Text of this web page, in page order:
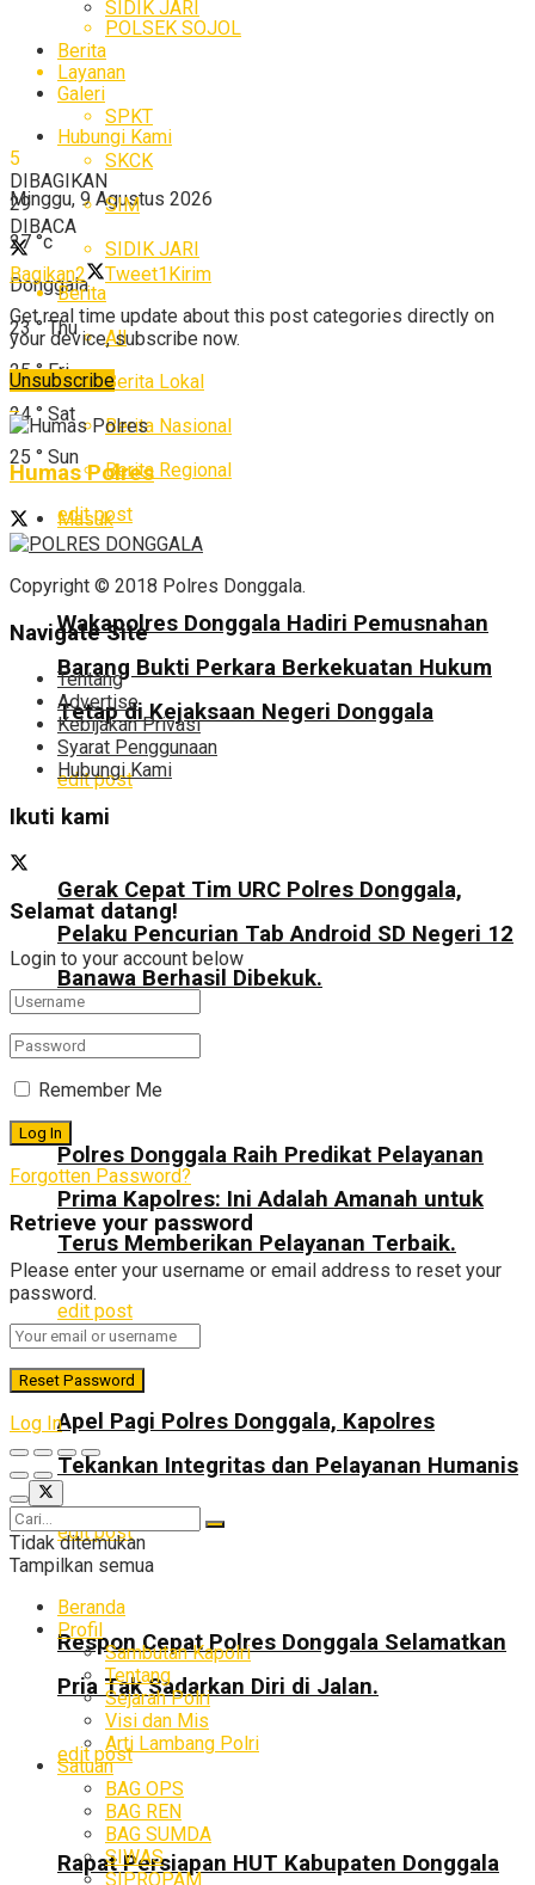
SIDIK JARI
Berita
Galeri
Hubungi Kami
Minggu, 9 Agustus 2026
27 °c
Donggala
23 ° Thu
25 ° Fri
24 ° Sat
25 ° Sun
Masuk
POLSEK SOJOL
Layanan
SPKT
SKCK
SIM
SIDIK JARI
Berita
All
Berita Lokal
Berita Nasional
Berita Regional
edit post
Wakapolres Donggala Hadiri Pemusnahan
Barang Bukti Perkara Berkekuatan Hukum
Tetap di Kejaksaan Negeri Donggala
edit post
Gerak Cepat Tim URC Polres Donggala,
Pelaku Pencurian Tab Android SD Negeri 12
Banawa Berhasil Dibekuk.
edit post
Polres Donggala Raih Predikat Pelayanan
Prima Kapolres: Ini Adalah Amanah untuk
Terus Memberikan Pelayanan Terbaik.
edit post
Apel Pagi Polres Donggala, Kapolres
Tekankan Integritas dan Pelayanan Humanis
edit post
Respon Cepat Polres Donggala Selamatkan
Pria Tak Sadarkan Diri di Jalan.
edit post
Rapat Persiapan HUT Kabupaten Donggala
5
DIBAGIKAN
29
DIBACA
Bagikan2 Tweet1 Kirim
Get real time update about this post categories directly on
your device, subscribe now.
Unsubscribe
Humas Polres
Copyright © 2018 Polres Donggala.
Navigate Site
Tentang
Advertise
Kebijakan Privasi
Syarat Penggunaan
Hubungi Kami
Ikuti kami
Selamat datang!
Login to your account below
Remember Me
Forgotten Password?
Retrieve your password
Please enter your username or email address to reset your
password.
Log In
Tidak ditemukan
Tampilkan semua
Beranda
Profil
Sambutan Kapolri
Tentang
Sejarah Polri
Visi dan Mis
Arti Lambang Polri
Satuan
BAG OPS
BAG REN
BAG SUMDA
SIWAS
SIPROPAM